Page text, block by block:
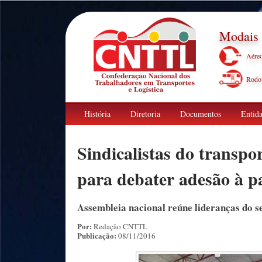
Modais
História Diretoria Documentos
Sindicalistas do
para debater adesão à
Assembleia nacional reúne lideranças do
Por: Redação CNTTL
Publicação: 08/11/2016